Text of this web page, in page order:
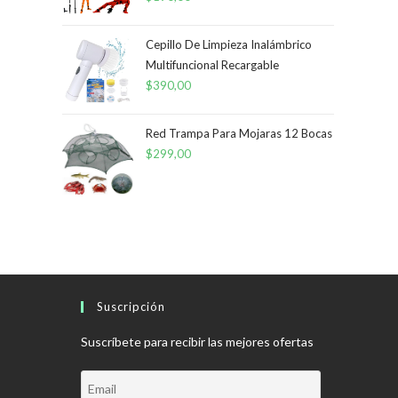
Cepillo De Limpieza Inalámbrico
Multifuncional Recargable
$390,00
Red Trampa Para Mojaras 12 Bocas
$299,00
Suscripción
Suscríbete para recibir las mejores ofertas